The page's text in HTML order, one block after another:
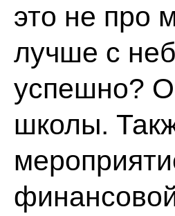
это не про
лучше с
успешно?
школы.